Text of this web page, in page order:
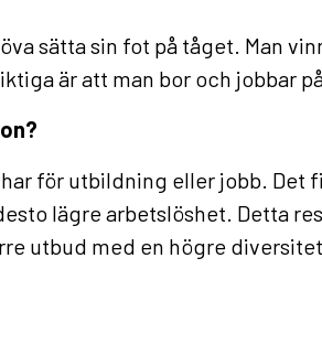
sätta sin fot på tåget. Man
är att man bor och jobbar
för utbildning eller jobb. Det
lägre arbetslöshet. Detta
utbud med en högre